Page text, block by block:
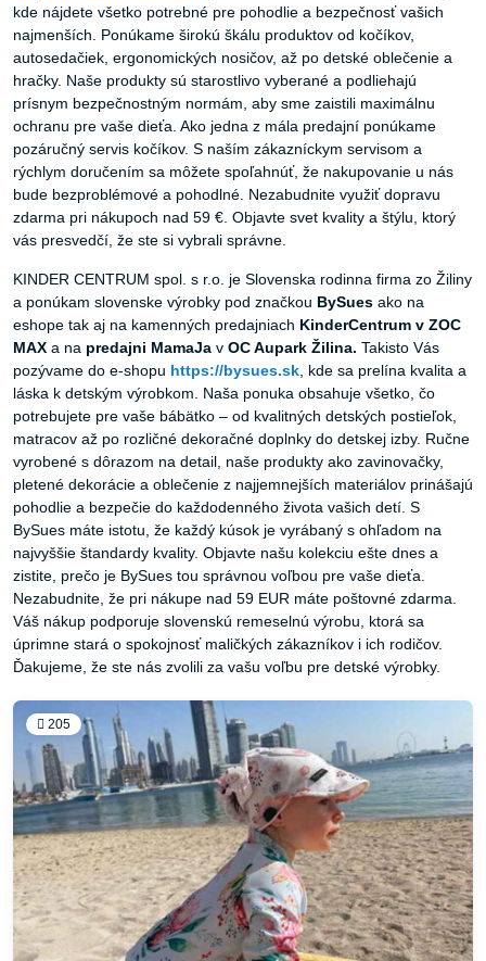
kde nájdete všetko potrebné pre pohodlie a bezpečnosť vašich
najmenších. Ponúkame širokú škálu produktov od kočíkov,
autosedačiek, ergonomických nosičov, až po detské oblečenie a
hračky. Naše produkty sú starostlivo vyberané a podliehajú
prísnym bezpečnostným normám, aby sme zaistili maximálnu
ochranu pre vaše dieťa. Ako jedna z mála predajní ponúkame
pozáručný servis kočíkov. S naším zákazníckym servisom a
rýchlym doručením sa môžete spoľahnúť, že nakupovanie u nás
bude bezproblémové a pohodlné. Nezabudnite využiť dopravu
zdarma pri nákupoch nad 59 €. Objavte svet kvality a štýlu, ktorý
vás presvedčí, že ste si vybrali správne.
KINDER CENTRUM spol. s r.o. je Slovenska rodinna firma zo Žiliny
a ponúkam slovenske výrobky pod značkou BySues ako na
eshope tak aj na kamenných predajniach KinderCentrum v ZOC
MAX a na predajni MamaJa v OC Aupark Žilina. Takisto Vás
pozývame do e-shopu https://bysues.sk, kde sa prelína kvalita a
láska k detským výrobkom. Naša ponuka obsahuje všetko, čo
potrebujete pre vaše bábätko – od kvalitných detských postieľok,
matracov až po rozličné dekoračné doplnky do detskej izby. Ručne
vyrobené s dôrazom na detail, naše produkty ako zavinovačky,
pletené dekorácie a oblečenie z najjemnejších materiálov prinášajú
pohodlie a bezpečie do každodenného života vašich detí. S
BySues máte istotu, že každý kúsok je vyrábaný s ohľadom na
najvyššie štandardy kvality. Objavte našu kolekciu ešte dnes a
zistite, prečo je BySues tou správnou voľbou pre vaše dieťa.
Nezabudnite, že pri nákupe nad 59 EUR máte poštovné zdarma.
Váš nákup podporuje slovenskú remeselnú výrobu, ktorá sa
úprimne stará o spokojnosť maličkých zákazníkov i ich rodičov.
Ďakujeme, že ste nás zvolili za vašu voľbu pre detské výrobky.
205